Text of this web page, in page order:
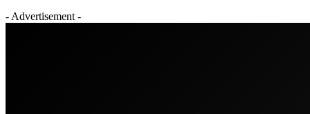
- Advertisement -